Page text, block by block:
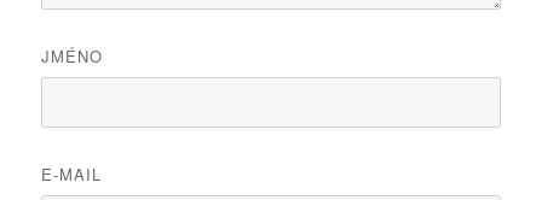
JMÉNO
E-MAIL